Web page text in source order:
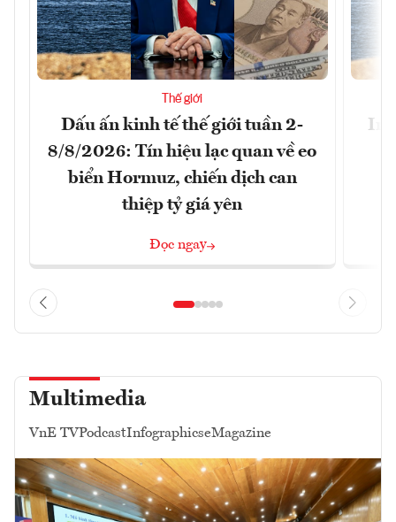
Thế giới
Dấu ấn kinh tế thế giới tuần 2-
8/8/2026: Tín hiệu lạc quan về eo
biển Hormuz, chiến dịch can
thiệp tỷ giá yên
Đọc ngay
Multimedia
VnE TVPodcastInfographicseMagazine